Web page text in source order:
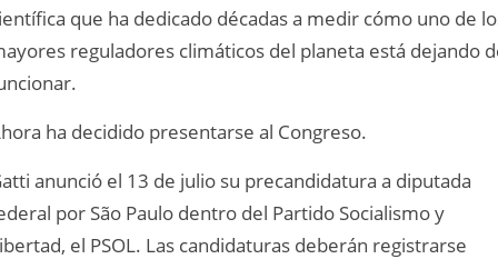
que ha dedicado décadas a medir cómo uno de
reguladores climáticos del planeta está dejando
ha decidido presentarse al Congreso.
anunció el 13 de julio su precandidatura a diputada
por São Paulo dentro del Partido Socialismo y
el PSOL. Las candidaturas deberán registrarse